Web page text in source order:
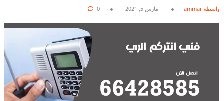
بواسطة ammar مارس 5, 2021 0